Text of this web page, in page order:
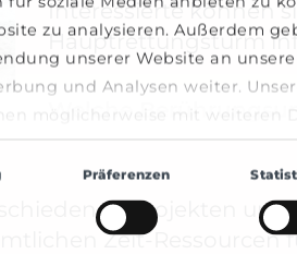
zu analysieren. Außerdem
unserer Website an
und Analysen weiter.
möglicherweise mit weiteren
haben oder die sie im
haben.
Präferenzen
Interessierte können
Hauptrettungsturm
Welche
Projekten
Zeit-Ressourcen